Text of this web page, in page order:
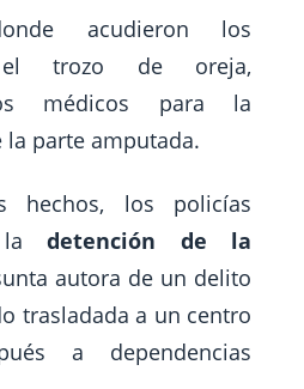
acudieron los
trozo de oreja,
médicos para la
parte amputada.
hechos, los policías
ladetención de la
autora de un delito
trasladada a un centro
a dependencias